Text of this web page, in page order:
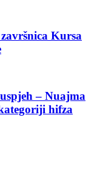
Kursa
– Nuajma
hifza